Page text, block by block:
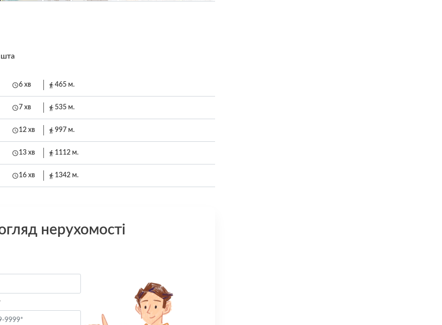
6 хв 465 м.
7 хв 535 м.
12 хв 997 м.
13 хв 1112 м.
16 хв 1342 м.
нерухомості